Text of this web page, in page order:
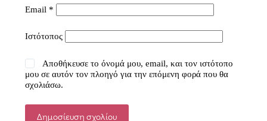
Email *
Ιστότοπος
Αποθήκευσε το όνομά μου, email, και τον ιστότοπο
μου σε αυτόν τον πλοηγό για την επόμενη φορά που θα
σχολιάσω.
Δημοσίευση σχολίου